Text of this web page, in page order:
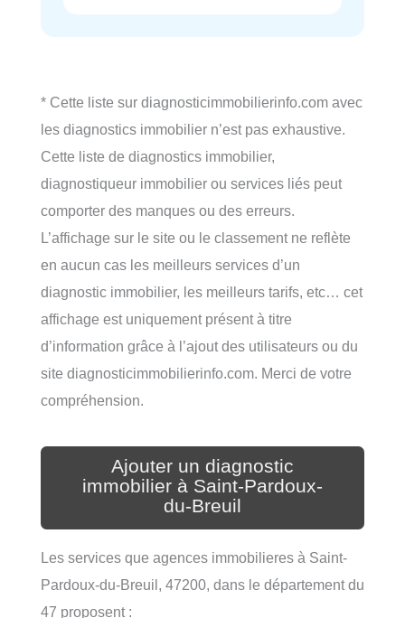
* Cette liste sur diagnosticimmobilierinfo.com avec
les diagnostics immobilier n’est pas exhaustive.
Cette liste de diagnostics immobilier,
diagnostiqueur immobilier ou services liés peut
comporter des manques ou des erreurs.
L’affichage sur le site ou le classement ne reflète
en aucun cas les meilleurs services d’un
diagnostic immobilier, les meilleurs tarifs, etc… cet
affichage est uniquement présent à titre
d’information grâce à l’ajout des utilisateurs ou du
site diagnosticimmobilierinfo.com. Merci de votre
compréhension.
Ajouter un diagnostic
immobilier à Saint-Pardoux-
du-Breuil
Les services que agences immobilieres à Saint-
Pardoux-du-Breuil, 47200, dans le département du
47 proposent :